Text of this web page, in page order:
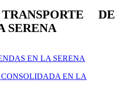
DE
SERENA
EN LA SERENA
EN LA